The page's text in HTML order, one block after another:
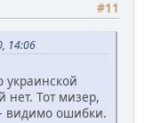
#11
14:06
украинской
нет. Тот мизер,
видимо ошибки.